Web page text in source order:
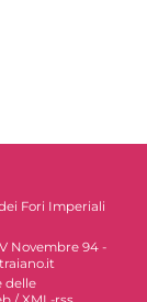
Fori Imperiali
Novembre 94 -
delle